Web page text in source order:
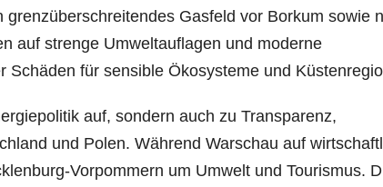
Gasfeld vor Borkum sowie
auf strenge Umweltauflagen und moderne
für sensible Ökosysteme und
auf, sondern auch zu Transparenz,
und Polen. Während Warschau auf
Vorpommern um Umwelt und Tourismus.